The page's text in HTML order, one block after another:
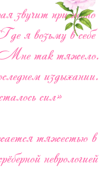
звучит примерно
я возьму в себе
Мне так тяжело.
издыхании.
сил»
тяжестью в
неврологией